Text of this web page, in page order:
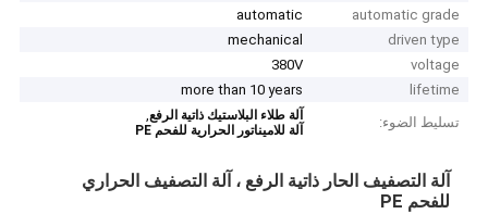
automatic grade
automatic
driven type
mechanical
voltage
380V
lifetime
more than 10 years
تسليط الضوء:
آلة طلاء البلاستيك ذاتية الرفع,
آلة للاميناتور الحرارية للفحم PE
آلة التصفيف الحار ذاتية الرفع ، آلة التصفيف الحراري
للفحم PE